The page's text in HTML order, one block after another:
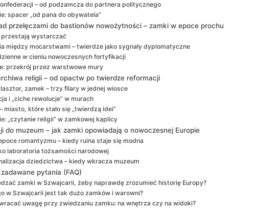
– od podzamcza do partnera politycznego
spacer „od pana do obywatela”
przełęczami do bastionów nowożytności – zamki w epoce prochu
przestają wystarczać
między mocarstwami – twierdze jako sygnały dyplomatyczne
w cieniu nowoczesnych fortyfikacji
przekrój przez warstwowe mury
religii – od opactw po twierdze reformacji
zamek – trzy filary w jednej wiosce
i „ciche rewolucje” w murach
miasto, które stało się „twierdzą idei”
„czytanie religii” w zamkowej kaplicy
do muzeum – jak zamki opowiadają o nowoczesnej Europie
romantyzmu – kiedy ruina staje się modna
laboratoria tożsamości narodowej
dziedzictwa – kiedy wkracza muzeum
pytania (FAQ)
zamki w Szwajcarii, żeby naprawdę zrozumieć historię Europy?
w Szwajcarii jest tak dużo zamków i warowni?
uwagę przy zwiedzaniu zamku: na wnętrza czy na widoki?